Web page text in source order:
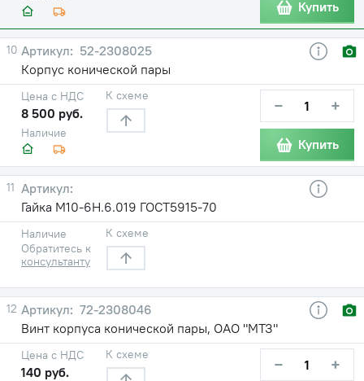
Купить
10
52-2308025
Корпус конической пары
Наличие
Цена с НДС
8 500 руб.
К схеме − +
Купить
11
Гайка М10-6Н.6.019 ГОСТ5915-70
Наличие
Обратитесь к
консультанту
К схеме
12
72-2308046
Винт корпуса конической пары, ОАО "МТЗ"
Цена с НДС
140 руб.
К схеме − +